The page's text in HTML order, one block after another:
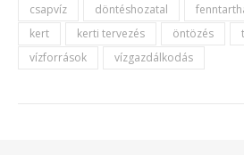
csapvíz döntéshozatal
kert
kerti tervezés öntözés
vízforrások
vízgazdálkodás